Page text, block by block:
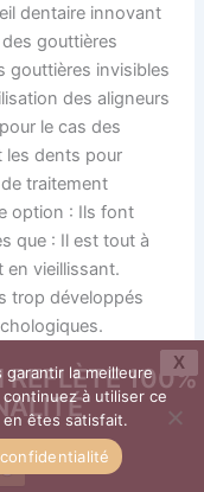
dentaire innovant
gouttières
gouttières invisibles
des aligneurs
le cas des
les dents pour
traitement
option : Ils font
que : Il est tout à
en vieillissant.
trop développés
du bonheur est
cette
de
la meilleure
à utiliser ce
êtes satisfait.
X
REFLÈTE 100%